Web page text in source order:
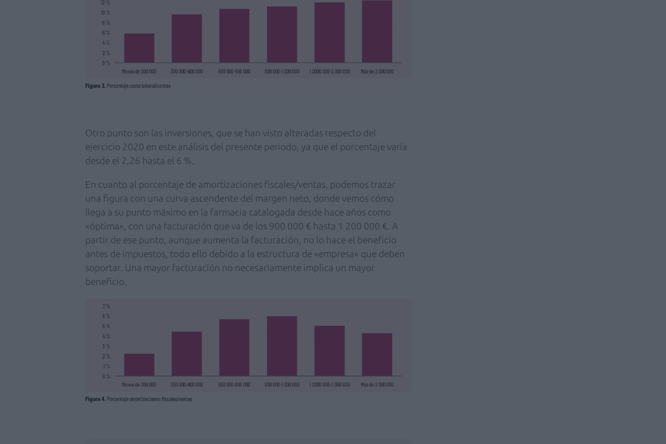
Otro punto son las inversiones, que se han visto alteradas respecto del
ejercicio 2020 en este análisis del presente periodo, ya que el porcentaje varía
desde el 2,26 hasta el 6 %.
En cuanto al porcentaje de amortizaciones fiscales/ventas, podemos trazar
una figura con una curva ascendente del margen neto, donde vemos cómo
llega a su punto máximo en la farmacia catalogada desde hace años como
«óptima», con una facturación que va de los 900 000 € hasta 1 200 000 €. A
partir de ese punto, aunque aumenta la facturación, no lo hace el beneficio
antes de impuestos, todo ello debido a la estructura de «empresa» que deben
soportar. Una mayor facturación no necesariamente implica un mayor
beneficio.